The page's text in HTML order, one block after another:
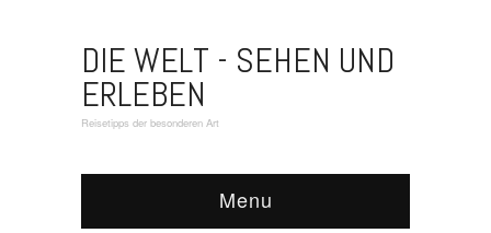
DIE WELT - SEHEN UND
ERLEBEN
Reisetipps der besonderen Art
Menu